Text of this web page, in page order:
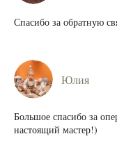
Спасибо за обратную
Юлия
Большое спасибо за
настоящий мастер!)